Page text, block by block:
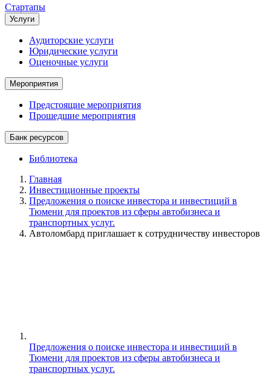
Стартапы
Услуги
Аудиторские услуги
Юридические услуги
Оценочные услуги
Мероприятия
Предстоящие мероприятия
Прошедшие мероприятия
Банк ресурсов
Библиотека
Главная
Инвестиционные проекты
Предложения о поиске инвестора и инвестиций в
Тюмени для проектов из сферы автобизнеса и
транспортных услуг.
Автоломбард приглашает к сотрудничеству инвесторов
Предложения о поиске инвестора и инвестиций в
Тюмени для проектов из сферы автобизнеса и
транспортных услуг.